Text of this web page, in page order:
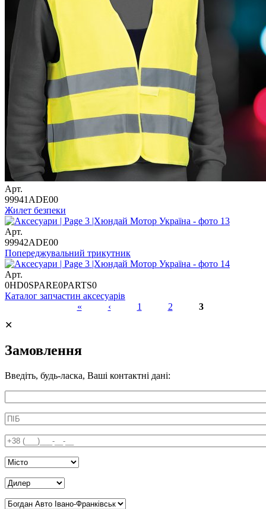
Арт.
99941ADE00
Жилет безпеки
Арт.
99942ADE00
Попереджувальний трикутник
Арт.
0HD0SPARE0PARTS0
Каталог запчастин аксесуарів
Сторінки
« ‹ 1 2
3
✕
Замовлення
Введіть, будь-ласка, Ваші контактні дані:
ПІБ
Телефон
Місто
Дилер Київ *
Дилер Івано-Франківськ*